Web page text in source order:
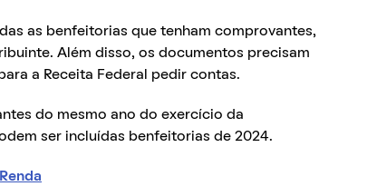
as benfeitorias que tenham comprovantes,
Além disso, os documentos precisam
a Receita Federal pedir contas.
do mesmo ano do exercício da
ser incluídas benfeitorias de 2024.